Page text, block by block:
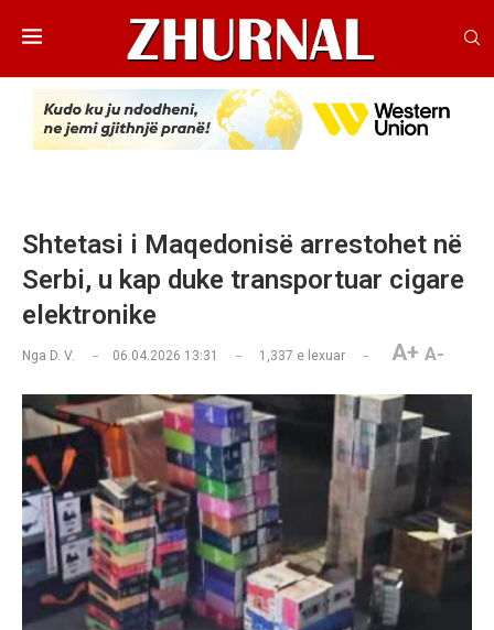
Shtetasi i Maqedonisë arrestohet në
Serbi, u kap duke transportuar cigare
elektronike
Nga D. V. 06.04.2026 13:31 1,337 e lexuar A+ A-